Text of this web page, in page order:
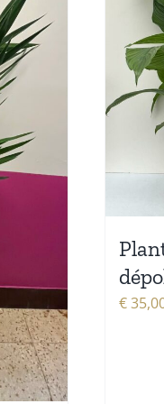
€